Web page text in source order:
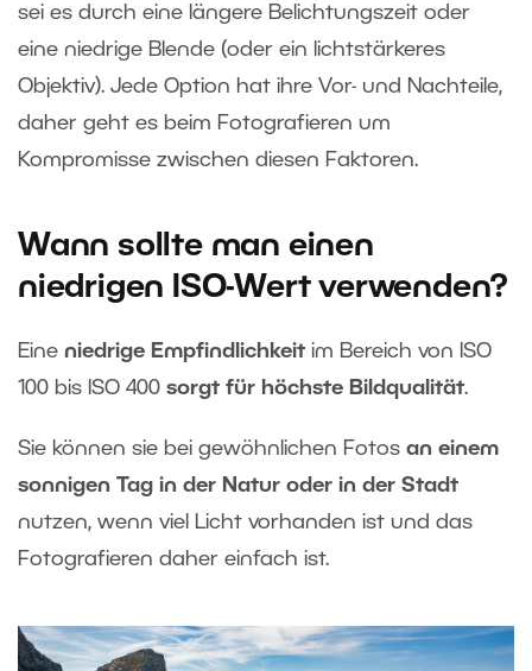
sei es durch eine längere Belichtungszeit oder
eine niedrige Blende (oder ein lichtstärkeres
Objektiv). Jede Option hat ihre Vor- und Nachteile,
daher geht es beim Fotografieren um
Kompromisse zwischen diesen Faktoren.
Wann sollte man einen
niedrigen ISO-Wert verwenden?
Eine niedrige Empfindlichkeit im Bereich von ISO
100 bis ISO 400 sorgt für höchste Bildqualität.
Sie können sie bei gewöhnlichen Fotos an einem
sonnigen Tag in der Natur oder in der Stadt
nutzen, wenn viel Licht vorhanden ist und das
Fotografieren daher einfach ist.